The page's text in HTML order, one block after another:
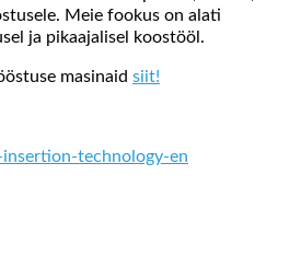
Meie fookus on alati
ja pikaajalisel koostööl.
masinaid siit!
technology-en